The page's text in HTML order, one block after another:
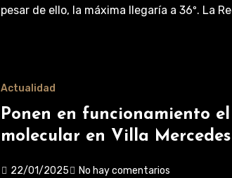
pesar de ello, la máxima llegaría a 36º. La
Actualidad
Ponen en funcionamiento
molecular en Villa Mercedes
22/01/2025 No hay comentarios